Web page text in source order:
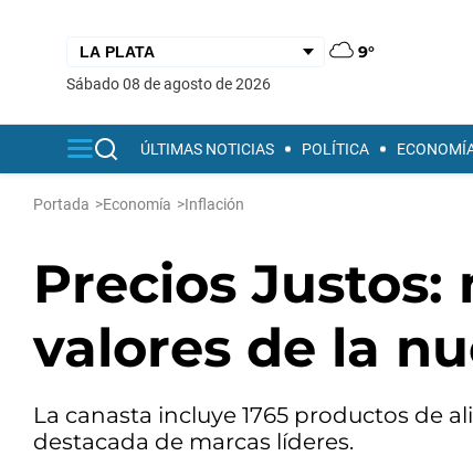
9°
sábado 08 de agosto de 2026
ÚLTIMAS NOTICIAS POLÍTICA
Portada >Economía >Inflación
Precios
valores de la
La canasta incluye 1765 productos de
destacada de marcas líderes.